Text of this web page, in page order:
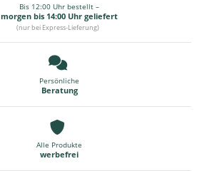
Bis 12:00 Uhr bestellt –
morgen bis 14:00 Uhr geliefert
(nur bei Express-Lieferung)
Persönliche
Beratung
Alle Produkte
werbefrei